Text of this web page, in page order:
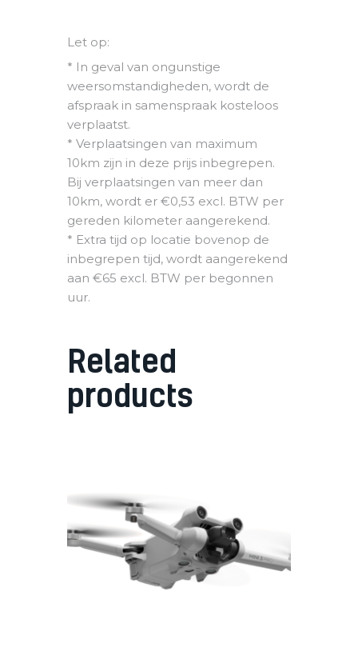
Let op:
* In geval van ongunstige
weersomstandigheden, wordt de
afspraak in samenspraak kosteloos
verplaatst.
* Verplaatsingen van maximum
10km zijn in deze prijs inbegrepen.
Bij verplaatsingen van meer dan
10km, wordt er €0,53 excl. BTW per
gereden kilometer aangerekend.
* Extra tijd op locatie bovenop de
inbegrepen tijd, wordt aangerekend
aan €65 excl. BTW per begonnen
uur.
Related
products